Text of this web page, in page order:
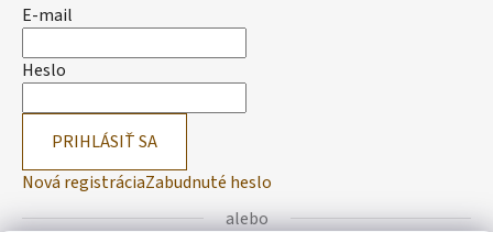
E-mail
Heslo
PRIHLÁSIŤ SA
Nová registráciaZabudnuté heslo
alebo